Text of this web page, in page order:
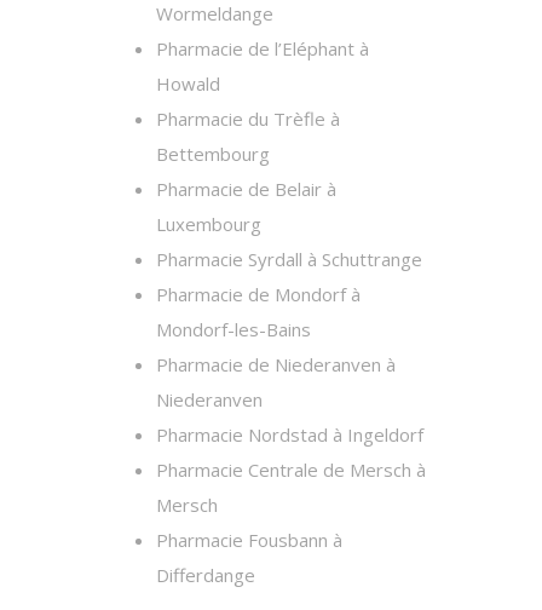
Wormeldange
Pharmacie de l’Eléphant à
Howald
Pharmacie du Trèfle à
Bettembourg
Pharmacie de Belair à
Luxembourg
Pharmacie Syrdall à Schuttrange
Pharmacie de Mondorf à
Mondorf-les-Bains
Pharmacie de Niederanven à
Niederanven
Pharmacie Nordstad à Ingeldorf
Pharmacie Centrale de Mersch à
Mersch
Pharmacie Fousbann à
Differdange